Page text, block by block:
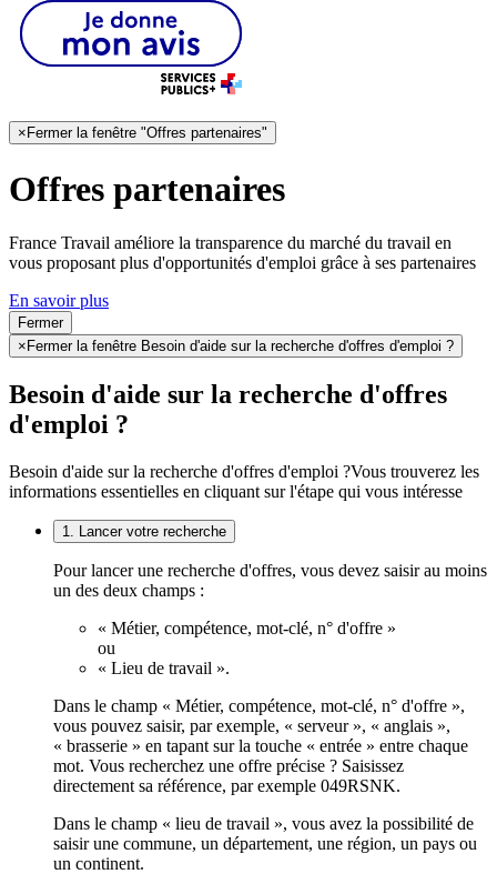
× Fermer la fenêtre "Offres partenaires"
Offres partenaires
France Travail améliore la transparence du marché du travail en
vous proposant plus d'opportunités d'emploi grâce à ses partenaires
En savoir plus
Fermer
× Fermer la fenêtre Besoin d'aide sur la recherche d'offres d'emploi ?
Besoin d'aide sur la recherche d'offres
d'emploi ?
Besoin d'aide sur la recherche d'offres d'emploi ?Vous trouverez les
informations essentielles en cliquant sur l'étape qui vous intéresse
1. Lancer votre recherche
Pour lancer une recherche d'offres, vous devez saisir au moins
un des deux champs :
« Métier, compétence, mot-clé, n° d'offre »
ou
« Lieu de travail ».
Dans le champ « Métier, compétence, mot-clé, n° d'offre »,
vous pouvez saisir, par exemple, « serveur », « anglais »,
« brasserie » en tapant sur la touche « entrée » entre chaque
mot. Vous recherchez une offre précise ? Saisissez
directement sa référence, par exemple 049RSNK.
Dans le champ « lieu de travail », vous avez la possibilité de
saisir une commune, un département, une région, un pays ou
un continent.